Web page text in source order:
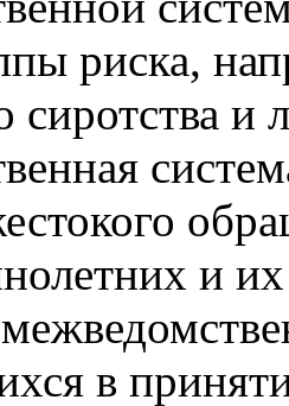
риска,
сиротства
и
в